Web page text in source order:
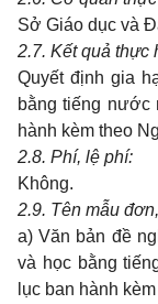
Sở Giáo dục và
2.7. Kết quả thực
Quyết định gia
bằng tiếng nước
hành kèm theo
2.8. Phí, lệ phí:
Không.
2.9. Tên mẫu
a)Văn bản đề
và học bằng
lục ban hành